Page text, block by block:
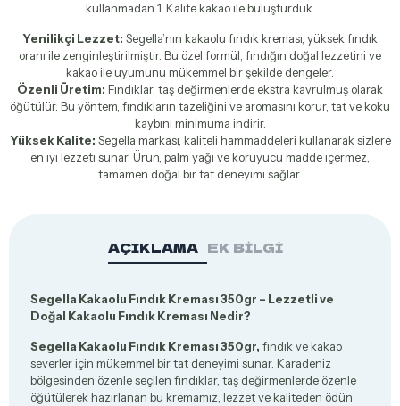
kullanmadan 1. Kalite kakao ile buluşturduk.
Yenilikçi Lezzet: Segella’nın kakaolu fındık kreması, yüksek fındık
oranı ile zenginleştirilmiştir. Bu özel formül, fındığın doğal lezzetini ve
kakao ile uyumunu mükemmel bir şekilde dengeler.
Özenli Üretim: Fındıklar, taş değirmenlerde ekstra kavrulmuş olarak
öğütülür. Bu yöntem, fındıkların tazeliğini ve aromasını korur, tat ve koku
kaybını minimuma indirir.
Yüksek Kalite: Segella markası, kaliteli hammaddeleri kullanarak sizlere
en iyi lezzeti sunar. Ürün, palm yağı ve koruyucu madde içermez,
tamamen doğal bir tat deneyimi sağlar.
AÇIKLAMA EK BILGI
Segella Kakaolu Fındık Kreması 350gr – Lezzetli ve
Doğal Kakaolu Fındık Kreması Nedir?
Segella Kakaolu Fındık Kreması 350gr, fındık ve kakao
severler için mükemmel bir tat deneyimi sunar. Karadeniz
bölgesinden özenle seçilen fındıklar, taş değirmenlerde özenle
öğütülerek hazırlanan bu kremamız, lezzet ve kaliteden ödün